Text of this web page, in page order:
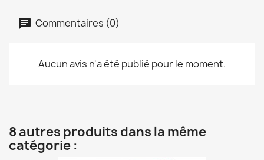
Commentaires (0)
Aucun avis n'a été publié pour le moment.
8 autres produits dans la même
catégorie :